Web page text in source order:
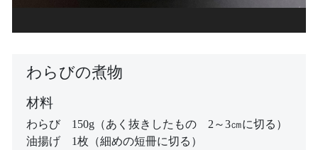
わらびの煮物
材料
わらび 150g（あく抜きしたもの 2～3㎝に切る）
油揚げ 1枚（細めの短冊に切る）